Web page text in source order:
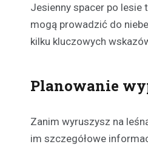
Jesienny spacer po lesie
mogą prowadzić do
kilku kluczowych
Planowanie
Zanim wyruszysz na
im szczegółowe